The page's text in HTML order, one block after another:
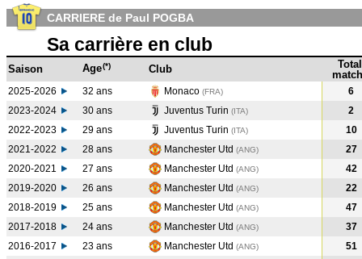
CARRIERE de Paul POGBA
Sa carrière en club
Saison Age(*) Club
Total
2025-2026 32 ans Monaco (FRA)
6
2023-2024
30 ans Juventus Turin (ITA)
2
2022-2023
29 ans Juventus Turin (ITA)
10
2021-2022
28 ans Manchester Utd (ANG)
27
2020-2021
27 ans Manchester Utd (ANG)
42
2019-2020
26 ans Manchester Utd (ANG)
22
2018-2019
25 ans Manchester Utd (ANG)
47
2017-2018
24 ans Manchester Utd (ANG)
37
2016-2017
23 ans Manchester Utd (ANG)
51